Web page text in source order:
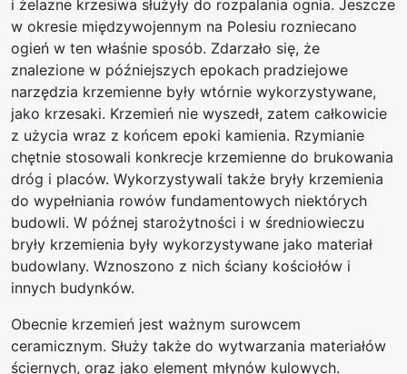
i żelazne krzesiwa służyły do rozpalania ognia. Jeszcze
w okresie międzywojennym na Polesiu rozniecano
ogień w ten właśnie sposób. Zdarzało się, że
znalezione w późniejszych epokach pradziejowe
narzędzia krzemienne były wtórnie wykorzystywane,
jako krzesaki. Krzemień nie wyszedł, zatem całkowicie
z użycia wraz z końcem epoki kamienia. Rzymianie
chętnie stosowali konkrecje krzemienne do brukowania
dróg i placów. Wykorzystywali także bryły krzemienia
do wypełniania rowów fundamentowych niektórych
budowli. W późnej starożytności i w średniowieczu
bryły krzemienia były wykorzystywane jako materiał
budowlany. Wznoszono z nich ściany kościołów i
innych budynków.
Obecnie krzemień jest ważnym surowcem
ceramicznym. Służy także do wytwarzania materiałów
ściernych, oraz jako element młynów kulowych.